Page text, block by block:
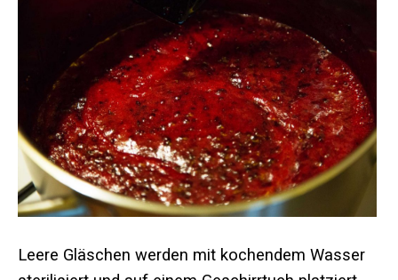
Leere Gläschen werden mit kochendem Wasser